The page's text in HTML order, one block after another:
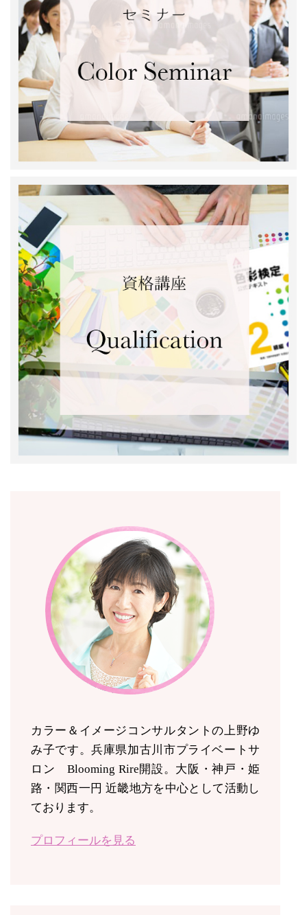
カラー＆イメージコンサルタントの上野ゆ
み子です。兵庫県加古川市プライベートサ
ロン Blooming Rire開設。 大阪・神戸・姫
路・関西一円 近畿地方を中心として活動し
ております。
プロフィールを見る